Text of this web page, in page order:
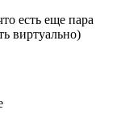
есть еще пара
виртуально)